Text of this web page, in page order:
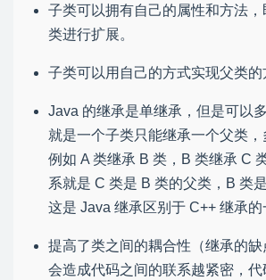
子类可以拥有自己的属性和方法
类进行扩展。
子类可以用自己的方式实现父类的
Java 的继承是单继承，但是可以
就是一个子类只能继承一个父类，
例如 A 类继承 B 类，B 类继承 C
系就是 C 类是 B 类的父类，B 类
这是 Java 继承区别于 C++ 继承的
提高了类之间的耦合性（继承的
会造成代码之间的联系越紧密，代